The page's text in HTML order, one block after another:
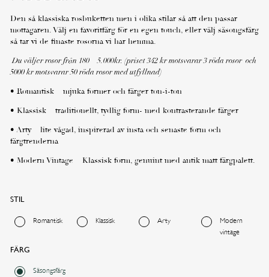
Den så klassiska rosbuketten men i olika stilar så att den passar
mottagaren. Välj en favoritfärg för en egen touch, eller välj säsongsfärg
så tar vi de finaste rosorna vi har hemma.
Du väljer rosor från 180 – 5.000kr. (priset 342 kr motsvarar 3 röda rosor och
5000 kr motsvarar 50 röda rosor med utfyllnad)
• Romantisk – mjuka former och färger ton-i-ton
• Klassisk – traditionellt, tydlig form- med kontrasterande färger
• Arty – lite vågad, inspirerad av insta och senaste form och
färgtrenderna
• Modern Vintage – Klassisk form, genuint med antik matt färgpalett.
STIL
Romantisk Klassisk Arty
Modern
vintage
FÄRG
Säsongsfärg